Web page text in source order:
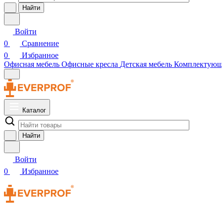
Найти
Войти
0
Сравнение
0
Избранное
Офисная мебель Офисные кресла Детская мебель
Каталог
Найти
Войти
0
Избранное